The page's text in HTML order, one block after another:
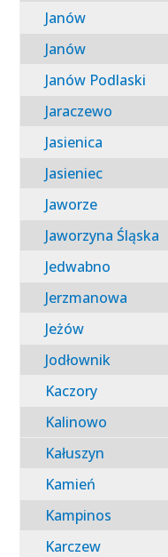
Janów
Janów
Janów Podlaski
Jaraczewo
Jasienica
Jasieniec
Jaworze
Jaworzyna Śląska
Jedwabno
Jerzmanowa
Jeżów
Jodłownik
Kaczory
Kalinowo
Kałuszyn
Kamień
Kampinos
Karczew